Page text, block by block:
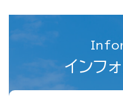
インフ